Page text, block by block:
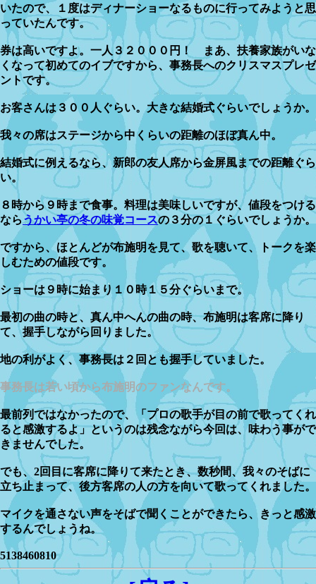
いたので、１度はディナーショーなるものに行ってみようと思
っていたんです。
券は高いですよ。一人３２０００円！ まあ、扶養家族がいな
くなって初めてのイブですから、事務長へのクリスマスプレゼ
ントです。
お客さんは３００人ぐらい。大きな結婚式ぐらいでしょうか。
我々の席はステージから中くらいの距離のほぼ真ん中。
結婚式に例えるなら、新郎の友人席から金屏風までの距離ぐら
い。
８時から９時まで食事。料理は美味しいですが、値段をつける
ならうかい亭の冬の味覚コースの３分の１ぐらいでしょうか。
ですから、ほとんどが布施明を見て、歌を聴いて、トークを楽
しむための値段です。
ショーは９時に始まり１０時１５分ぐらいまで。
最初の曲の時と、真ん中へんの曲の時、布施明は客席に降り
て、握手しながら回りました。
地の利がよく、事務長は２回とも握手していました。
事務長は若い頃から布施明のファンなんです。
最前列ではなかったので、「プロの歌手が目の前で歌ってくれ
ると感激するよ」というのは残念ながら今回は、味わう事がで
きませんでした。
でも、2回目に客席に降りて来たとき、数秒間、我々のそばに
立ち止まって、後方客席の人の方を向いて歌ってくれました。
マイクを通さない声をそばで聞くことができたら、きっと感激
するんでしょうね。
5138460810